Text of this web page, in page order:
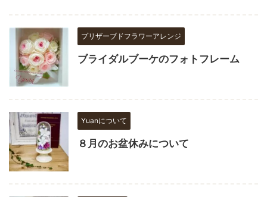
プリザーブドフラワーアレンジ
ブライダルブーケのフォトフレーム
Yuanについて
８月のお盆休みについて